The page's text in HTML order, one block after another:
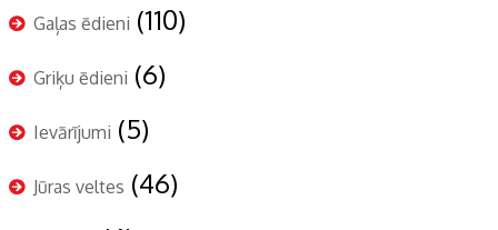
Gaļas ēdieni (110)
Griķu ēdieni (6)
Ievārījumi (5)
Jūras veltes (46)